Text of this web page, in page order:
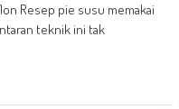
Resep pie susu memakai
teknik ini tak